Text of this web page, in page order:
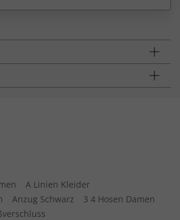
A Linien Kleider
Anzug Schwarz
3 4 Hosen Damen